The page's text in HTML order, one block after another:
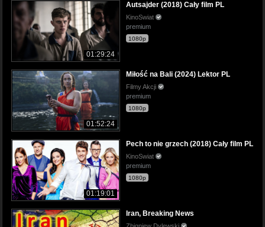
01:29:24
Autsajder (2018) Cały film PL
KinoSwiat
premium
1080p
01:52:24
Miłość na Bali (2024) Lektor PL
Filmy Akcji
premium
1080p
01:19:01
Pech to nie grzech (2018) Cały film PL
KinoSwiat
premium
1080p
Iran, Breaking News